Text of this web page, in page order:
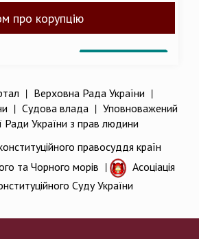
про корупцію
| Верховна Рада України |
| Судова влада| Уповноважений
Ради України з прав людини
правосуддя країн
та Чорного морів |
Асоціація
Суду України